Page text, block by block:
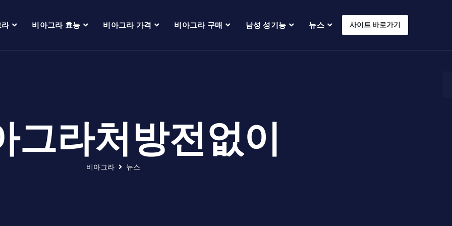
비아그라 효능 비아그라 가격 비아그라 구매 남성 성기능 뉴스 사이트 바로가기
그라처방전없이
비아그라 뉴스